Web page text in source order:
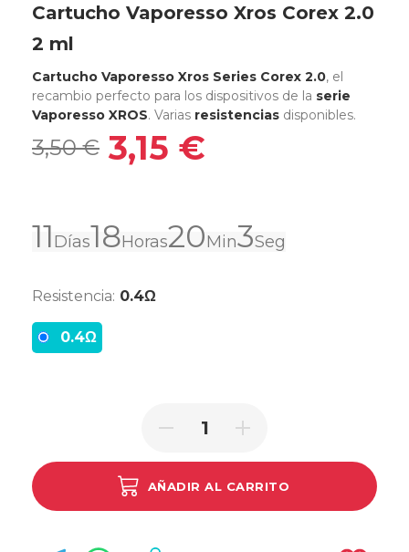
Cartucho Vaporesso Xros Corex 2.0
2 ml
Cartucho Vaporesso Xros Series Corex 2.0, el
recambio perfecto para los dispositivos de la serie
Vaporesso XROS. Varias resistencias disponibles.
3,50 € 3,15 €
11Días18Horas20Min3Seg
Resistencia: 0.4Ω
0.4Ω
AÑADIR AL CARRITO